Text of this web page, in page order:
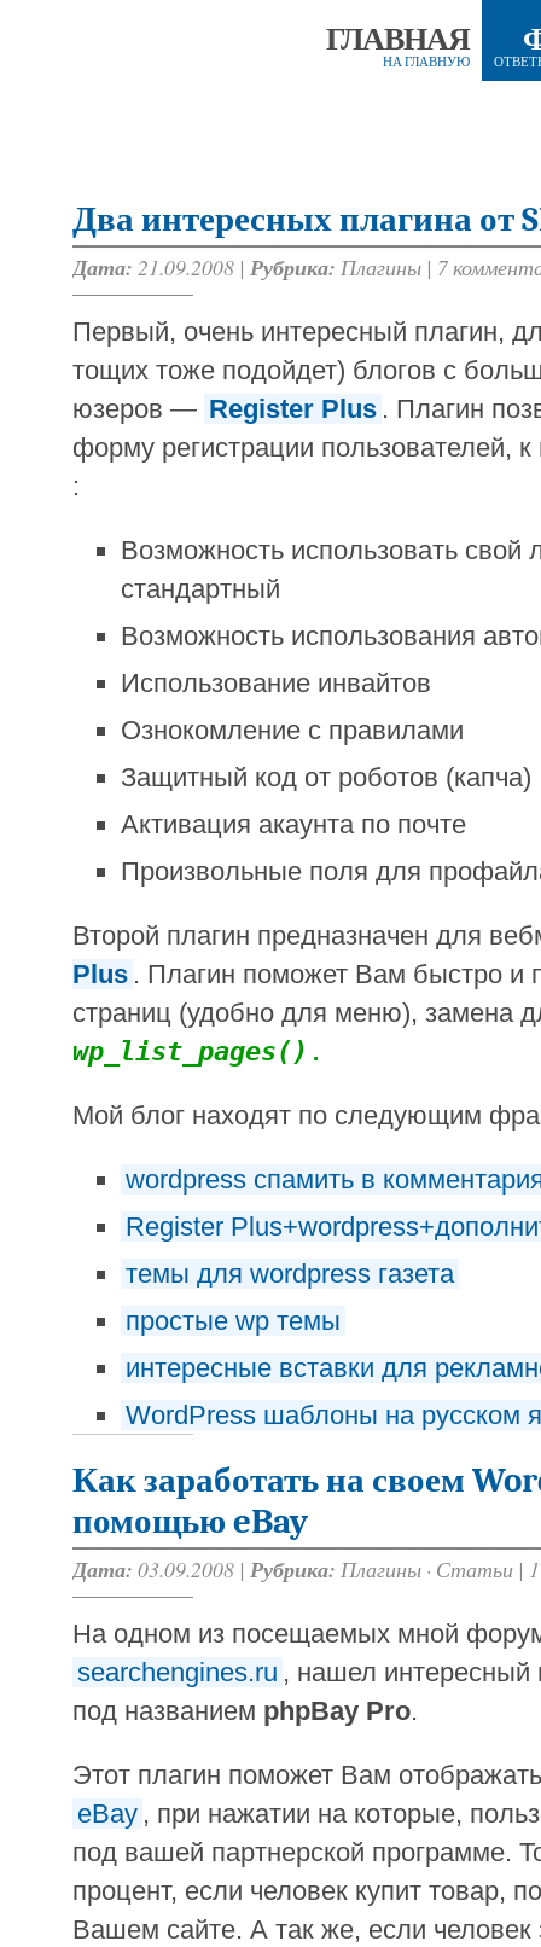
ГЛАВНАЯ
НА ГЛАВНУЮ
Два интересных плагина от
Дата: 21.09.2008 | Рубрика: Плагины | 7
Первый, очень интересный плагин,
тощих тоже подойдет) блогов с
юзеров — Register Plus . Плагин
форму регистрации пользователей,
:
Возможность использовать свой
стандартный
Возможность использования
Использование инвайтов
Ознокомление с правилами
Защитный код от роботов (капча)
Активация акаунта по почте
Произвольные поля для
Второй плагин предназначен для
Plus . Плагин поможет Вам быстро и
страниц (удобно для меню), замена
wp_list_pages() .
Мой блог находят по следующим
wordpress спамить в
Register
темы для wordpress газета
простые wp темы
интересные вставки для
WordPress шаблоны на русском
Как заработать на своем
помощью eBay
Дата: 03.09.2008 | Рубрика: Плагины · Статьи |
На одном из посещаемых мной
searchengines.ru , нашел интересный
под названием phpBay Pro.
Этот плагин поможет Вам
eBay , при нажатии на которые,
под вашей партнерской программе.
процент, если человек купит товар,
Вашем сайте. А так же, если